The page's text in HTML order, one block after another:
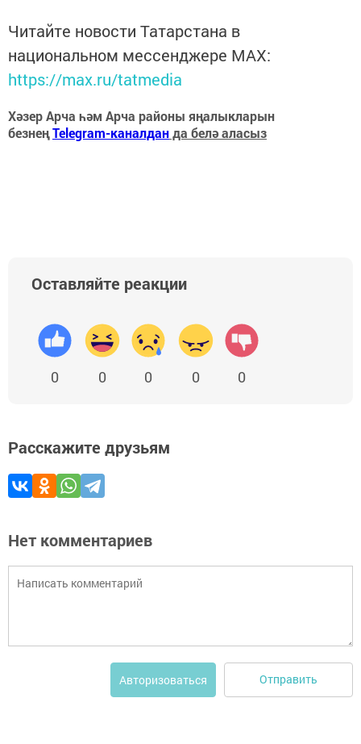
Читайте новости Татарстана в
национальном мессенджере MАХ:
https://max.ru/tatmedia
Хәзер Арча һәм Арча районы яңалыкларын
безнеңTelegram-каналданда белә аласыз
Оставляйте реакции
0 0 0 0 0
Расскажите друзьям
Нет комментариев
Авторизоваться Отправить